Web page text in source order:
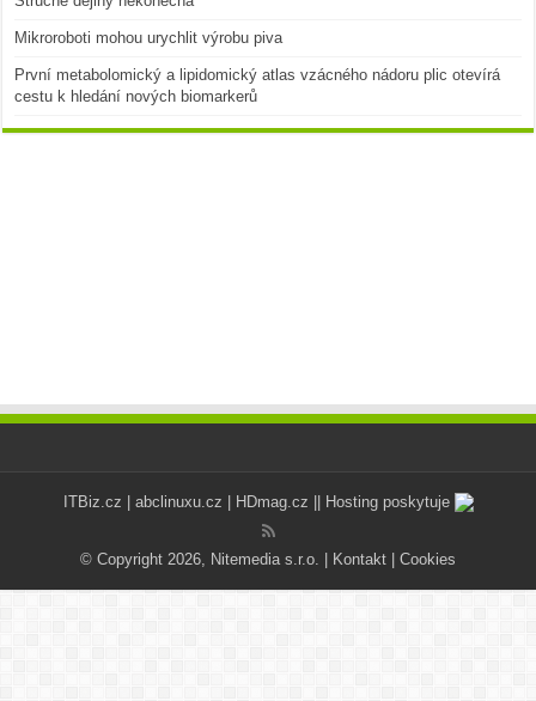
Mikroroboti mohou urychlit výrobu piva
První metabolomický a lipidomický atlas vzácného nádoru plic otevírá
cestu k hledání nových biomarkerů
ITBiz.cz | abclinuxu.cz | HDmag.cz || Hosting poskytuje
© Copyright 2026, Nitemedia s.r.o. | Kontakt | Cookies